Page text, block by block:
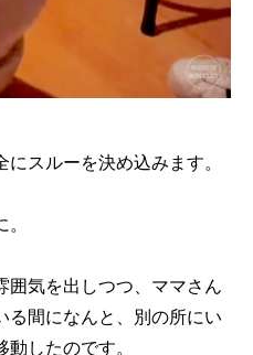
スルーを決め込みます。
囲気を出しつつ、ママさん
る間になんと、別の所にい
したのです。